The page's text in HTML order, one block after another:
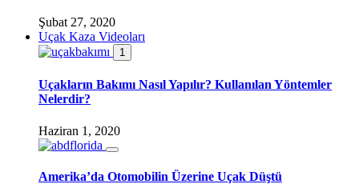
Şubat 27, 2020
Uçak Kaza Videoları
1
Uçakların Bakımı Nasıl Yapılır? Kullanılan Yöntemler
Nelerdir?
Haziran 1, 2020
Amerika’da Otomobilin Üzerine Uçak Düştü